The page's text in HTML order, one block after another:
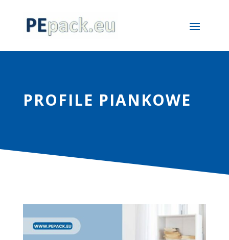
PROFILE PIANKOWE